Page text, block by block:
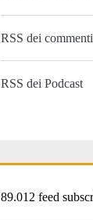
RSS dei commenti
RSS dei Podcast
89.012 feed